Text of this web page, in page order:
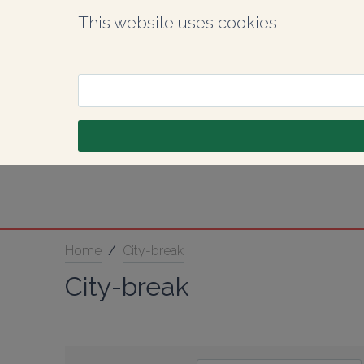
This website uses cookies
Home / City-break
City-break